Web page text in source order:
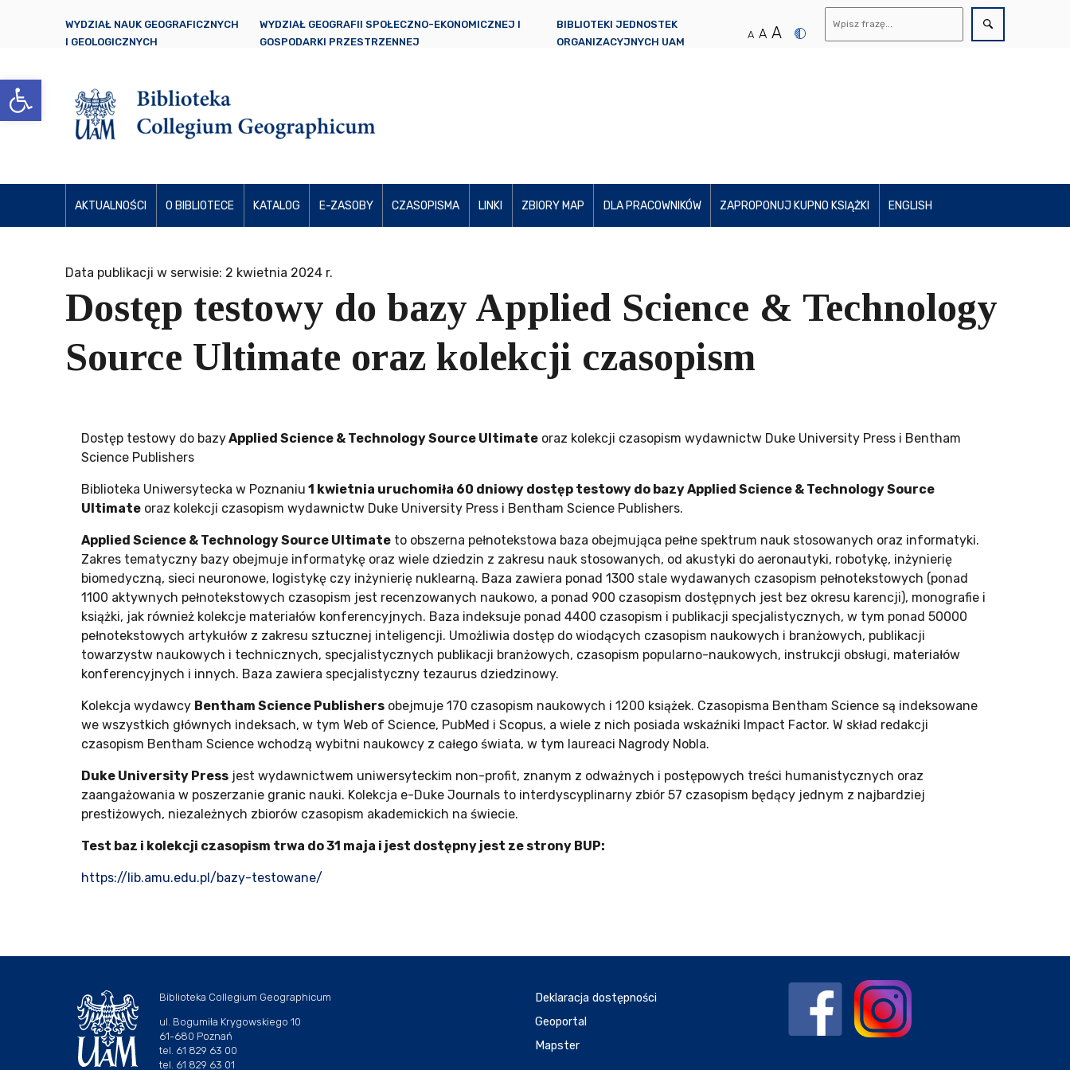
Otwórz pasek narzędzi
WYDZIAŁ NAUK GEOGRAFICZNYCH
I GEOLOGICZNYCH
WYDZIAŁ GEOGRAFII SPOŁECZNO-EKONOMICZNEJ I
GOSPODARKI PRZESTRZENNEJ
BIBLIOTEKI JEDNOSTEK
ORGANIZACYJNYCH UAM
A A A
AKTUALNOŚCI O BIBLIOTECE KATALOG E-ZASOBY CZASOPISMA LINKI ZBIORY MAP DLA PRACOWNIKÓW ZAPROPONUJ KUPNO KSIĄŻKI ENGLISH
Data publikacji w serwisie: 2 kwietnia 2024 r.
Dostęp testowy do bazy Applied Science & Technology
Source Ultimate oraz kolekcji czasopism
Dostęp testowy do bazyApplied Science & Technology Source Ultimate oraz kolekcji czasopism wydawnictw Duke University Press i Bentham
Science Publishers
Biblioteka Uniwersytecka w Poznaniu 1 kwietnia uruchomiła 60 dniowy dostęp testowy do bazy Applied Science & Technology Source
Ultimate oraz kolekcji czasopism wydawnictw Duke University Press i Bentham Science Publishers.
Applied Science & Technology Source Ultimate to obszerna pełnotekstowa baza obejmująca pełne spektrum nauk stosowanych oraz informatyki.
Zakres tematyczny bazy obejmuje informatykę oraz wiele dziedzin z zakresu nauk stosowanych, od akustyki do aeronautyki, robotykę, inżynierię
biomedyczną, sieci neuronowe, logistykę czy inżynierię nuklearną. Baza zawiera ponad 1300 stale wydawanych czasopism pełnotekstowych (ponad
1100 aktywnych pełnotekstowych czasopism jest recenzowanych naukowo, a ponad 900 czasopism dostępnych jest bez okresu karencji), monografie i
książki, jak również kolekcje materiałów konferencyjnych. Baza indeksuje ponad 4400 czasopism i publikacji specjalistycznych, w tym ponad 50000
pełnotekstowych artykułów z zakresu sztucznej inteligencji. Umożliwia dostęp do wiodących czasopism naukowych i branżowych, publikacji
towarzystw naukowych i technicznych, specjalistycznych publikacji branżowych, czasopism popularno-naukowych, instrukcji obsługi, materiałów
konferencyjnych i innych. Baza zawiera specjalistyczny tezaurus dziedzinowy.
Kolekcja wydawcy Bentham Science Publishers obejmuje 170 czasopism naukowych i 1200 książek. Czasopisma Bentham Science są indeksowane
we wszystkich głównych indeksach, w tym Web of Science, PubMed i Scopus, a wiele z nich posiada wskaźniki Impact Factor. W skład redakcji
czasopism Bentham Science wchodzą wybitni naukowcy z całego świata, w tym laureaci Nagrody Nobla.
Duke University Press jest wydawnictwem uniwersyteckim non-profit, znanym z odważnych i postępowych treści humanistycznych oraz
zaangażowania w poszerzanie granic nauki. Kolekcja e-Duke Journals to interdyscyplinarny zbiór 57 czasopism będący jednym z najbardziej
prestiżowych, niezależnych zbiorów czasopism akademickich na świecie.
Test baz i kolekcji czasopism trwa do 31 maja i jest dostępny jest ze strony BUP:
https://lib.amu.edu.pl/bazy-testowane/
Biblioteka Collegium Geographicum
ul. Bogumiła Krygowskiego 10
61-680 Poznań
tel. 61 829 63 00
tel. 61 829 63 01
Deklaracja dostępności
Geoportal
Mapster